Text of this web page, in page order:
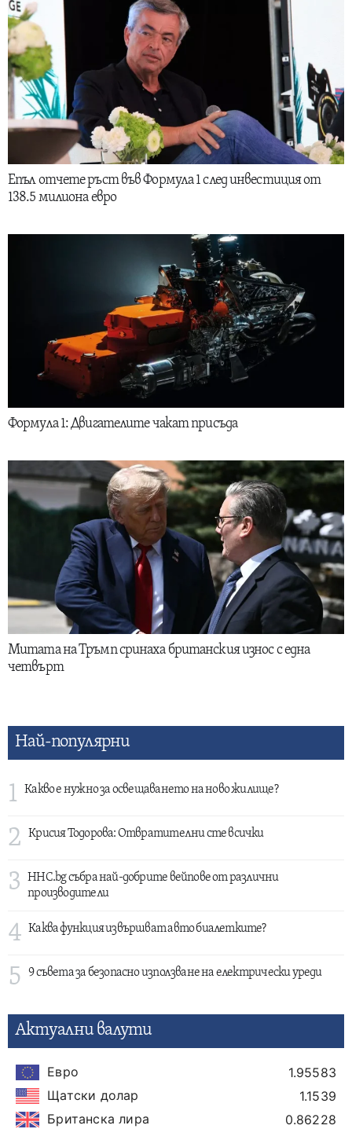
Епъл отчете ръст във Формула 1 след инвестиция от
138.5 милиона евро
Формула 1: Двигателите чакат присъда
Митата на Тръмп сринаха британския износ с една
четвърт
Най-популярни
1 Какво е нужно за освещаването на ново жилище?
2 Крисия Тодорова: Отвратителни сте всички
3
HHC.bg събра най-добрите вейпове от различни
производители
4 Каква функция извършват авто биалетките?
5 9 съвета за безопасно използване на електрически уреди
Актуални валути
Евро
1.95583
Щатски долар
1.1539
Британска лира
0.86228